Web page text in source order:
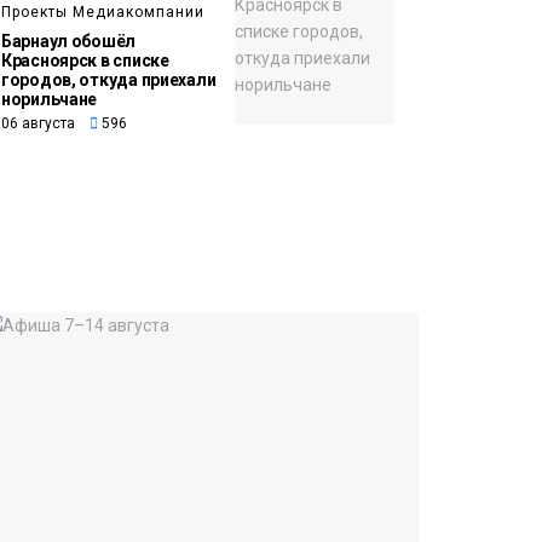
Проекты Медиакомпании
Барнаул обошёл
Красноярск в списке
городов, откуда приехали
норильчане
06 августа 596